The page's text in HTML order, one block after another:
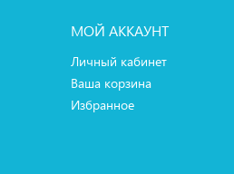
МОЙ АККАУНТ
Личный кабинет
Ваша корзина
Избранное